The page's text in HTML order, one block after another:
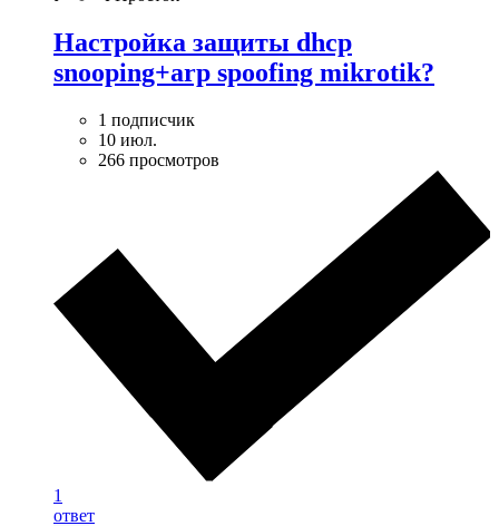
Настройка защиты dhcp
snooping+arp spoofing mikrotik?
1 подписчик
10 июл.
266 просмотров
1
ответ